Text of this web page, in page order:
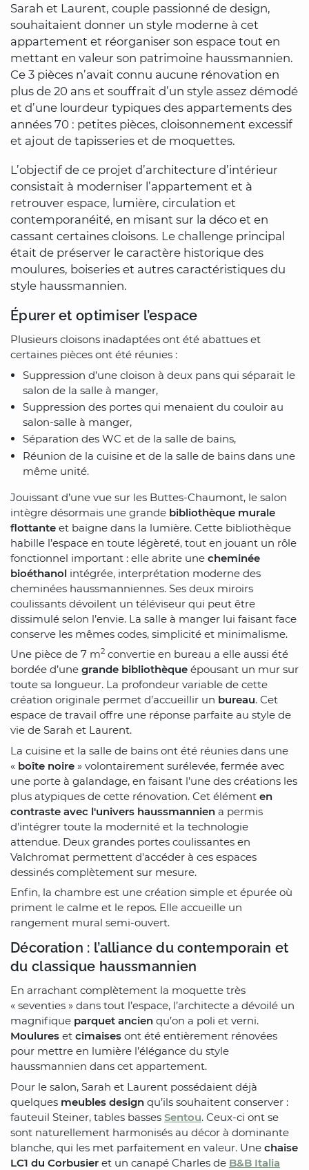
Sarah et Laurent, couple passionné de design,
souhaitaient donner un style moderne à cet
appartement et réorganiser son espace tout en
mettant en valeur son patrimoine haussmannien.
Ce 3 pièces n’avait connu aucune rénovation en
plus de 20 ans et souffrait d’un style assez démodé
et d’une lourdeur typiques des appartements des
années 70 : petites pièces, cloisonnement excessif
et ajout de tapisseries et de moquettes.
L’objectif de ce projet d’architecture d’intérieur
consistait à moderniser l’appartement et à
retrouver espace, lumière, circulation et
contemporanéité, en misant sur la déco et en
cassant certaines cloisons. Le challenge principal
était de préserver le caractère historique des
moulures, boiseries et autres caractéristiques du
style haussmannien.
Épurer et optimiser l’espace
Plusieurs cloisons inadaptées ont été abattues et
certaines pièces ont été réunies :
Suppression d’une cloison à deux pans qui séparait le
salon de la salle à manger,
Suppression des portes qui menaient du couloir au
salon-salle à manger,
Séparation des WC et de la salle de bains,
Réunion de la cuisine et de la salle de bains dans une
même unité.
Jouissant d’une vue sur les Buttes-Chaumont, le salon
intègre désormais une grande bibliothèque murale
flottante et baigne dans la lumière. Cette bibliothèque
habille l’espace en toute légèreté, tout en jouant un rôle
fonctionnel important : elle abrite une cheminée
bioéthanol intégrée, interprétation moderne des
cheminées haussmanniennes. Ses deux miroirs
coulissants dévoilent un téléviseur qui peut être
dissimulé selon l’envie. La salle à manger lui faisant face
conserve les mêmes codes, simplicité et minimalisme.
Une pièce de 7 m2 convertie en bureau a elle aussi été
bordée d’une grande bibliothèque épousant un mur sur
toute sa longueur. La profondeur variable de cette
création originale permet d’accueillir un bureau. Cet
espace de travail offre une réponse parfaite au style de
vie de Sarah et Laurent.
La cuisine et la salle de bains ont été réunies dans une
« boîte noire » volontairement surélevée, fermée avec
une porte à galandage, en faisant l’une des créations les
plus atypiques de cette rénovation. Cet élément en
contraste avec l'univers haussmannien a permis
d'intégrer toute la modernité et la technologie
attendue. Deux grandes portes coulissantes en
Valchromat permettent d'accéder à ces espaces
dessinés complètement sur mesure.
Enfin, la chambre est une création simple et épurée où
priment le calme et le repos. Elle accueille un
rangement mural semi-ouvert.
Décoration : l’alliance du contemporain et
du classique haussmannien
En arrachant complètement la moquette très
« seventies » dans tout l’espace, l’architecte a dévoilé un
magnifique parquet ancien qu’on a poli et verni.
Moulures et cimaises ont été entièrement rénovées
pour mettre en lumière l’élégance du style
haussmannien dans cet appartement.
Pour le salon, Sarah et Laurent possédaient déjà
quelques meubles design qu’ils souhaitent conserver :
fauteuil Steiner, tables basses Sentou. Ceux-ci ont se
sont naturellement harmonisés au décor à dominante
blanche, qui les met parfaitement en valeur. Une chaise
LC1 du Corbusier et un canapé Charles de B&B Italia